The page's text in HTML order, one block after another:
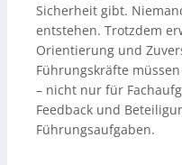
Sicherheit gibt.
entstehen. Trotzdem
Orientierung und
Führungskräfte
– nicht nur für
Feedback und
Führungsaufgaben.